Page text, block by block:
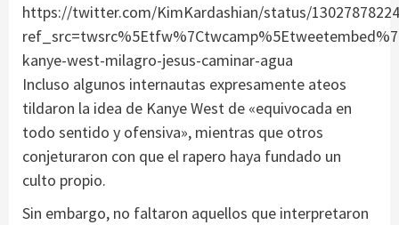
https://twitter.com/KimKardashian/status/
kanye-west-milagro-jesus-caminar-agua
Incluso algunos internautas expresamente ateos
tildaron la idea de Kanye West de «equivocada en
todo sentido y ofensiva», mientras que otros
conjeturaron con que el rapero haya fundado un
culto propio.
Sin embargo, no faltaron aquellos que interpretaron